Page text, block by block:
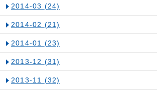
2014-03 (24)
2014-02 (21)
2014-01 (23)
2013-12 (31)
2013-11 (32)